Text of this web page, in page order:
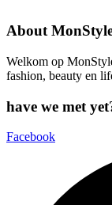
About
Welkom op
fashion, beauty en
have we met
Facebook